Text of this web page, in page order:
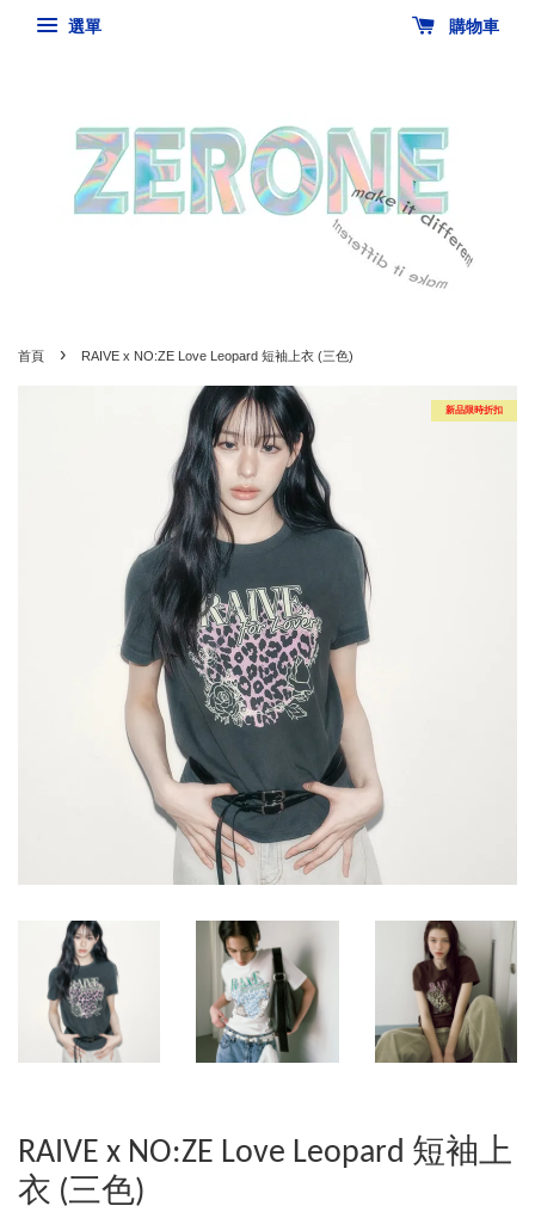
選單 購物車
首頁 › RAIVE x NO:ZE Love Leopard 短袖上衣 (三色)
新品限時折扣
RAIVE x NO:ZE Love Leopard 短袖上
衣 (三色)